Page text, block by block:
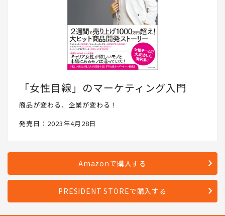
「女性目線」のマーケティング入門
商品が変わる、企業が変わる！
発売日：2023年4月28日
Amazonで購入する
PRESIDENT STOREで購入する